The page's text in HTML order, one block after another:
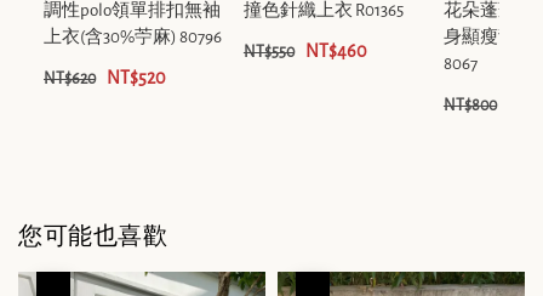
調性polo領單排扣無袖
上衣(含30%苧麻) 80796
NT$620 NT$520
撞色針織上衣 R01365
NT$550 NT$460
花朵蓬蓬長
身顯瘦背心
8067
NT$800
您可能也喜歡